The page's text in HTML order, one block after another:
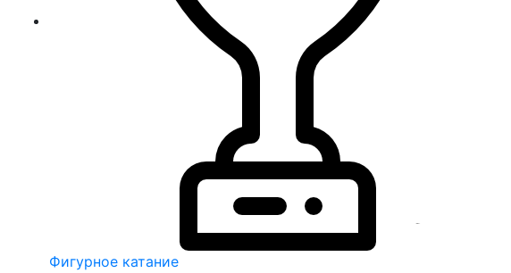
Фигурное катание